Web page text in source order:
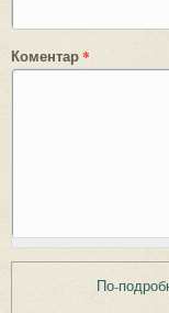
Коментар*
По-